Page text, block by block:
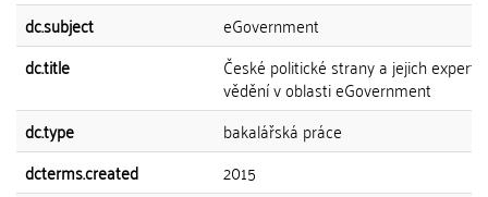
dc.subject
eGovernment
dc.title
České politické strany a jejich expertní
vědění v oblasti eGovernment
dc.type
bakalářská práce
dcterms.created
2015